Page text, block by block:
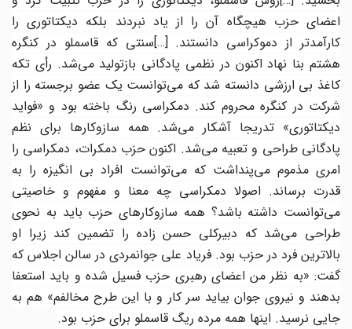
اعضای حزب هیچگاه آن را از یاد نبردند بلکه دیکتاتوری را
کارآمدتر از دموکراسی دانستند.[…]سنتی که قاسملو در کنگره
هشتم بنا نهاد اکنون در نظمی پادگانی بازتولید می‌شد. رأی تکه
کاغذ بی ارزشی دانسته شد که می‌توانست یک عضو برجسته را از
شرکت در کنگره محروم کند. دمکراسی رنگ باخته بود و «فواید
دیکتاتوری» تدریجا آشکار می‌شد. همه سازوکارها برای نظم
پادگانی طراحی و تعبیه می‌شد. اکنون حزب دمکرات، دمکراسی را
امری مذموم می‌پنداشت که می‌توانست افراد بی انگیزه را به
قدرت برساند. اصولا دمکراسی چه معنا و مفهوم و خاصیتی
می‌توانست داشته باشد؟ همه سازوکارهای حزب باید به نحوی
طراحی می‌شد که دبیرکلی حسن زاده را تضمین کند زیرا او
بالاترین فرد در حزب بود. فریاد علی جوانمردی در سالن اجلاس که
گفت: «به نظر من اعضای رهبری حزب فسیل شده و باید استعفا
بدهند و نیروی جوان بیاید سر کار و با این طرح مخالفم» هم به
جایی نرسید. اینها همه مرده ریگ قاسملو برای حزب بود.